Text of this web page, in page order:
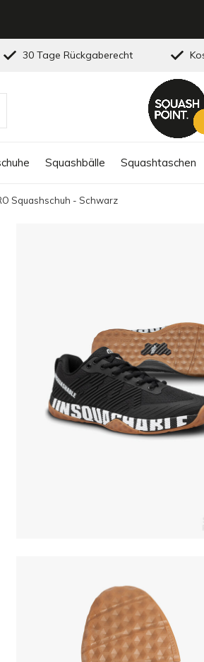
Squashbälle Squashtaschen
30 Tage Rückgaberecht
Squashschuh - Schwarz